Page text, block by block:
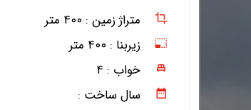
متراژ زمین : ۴۰۰ متر
زیربنا : ۴۰۰ متر
خواب : ۴
سال ساخت :